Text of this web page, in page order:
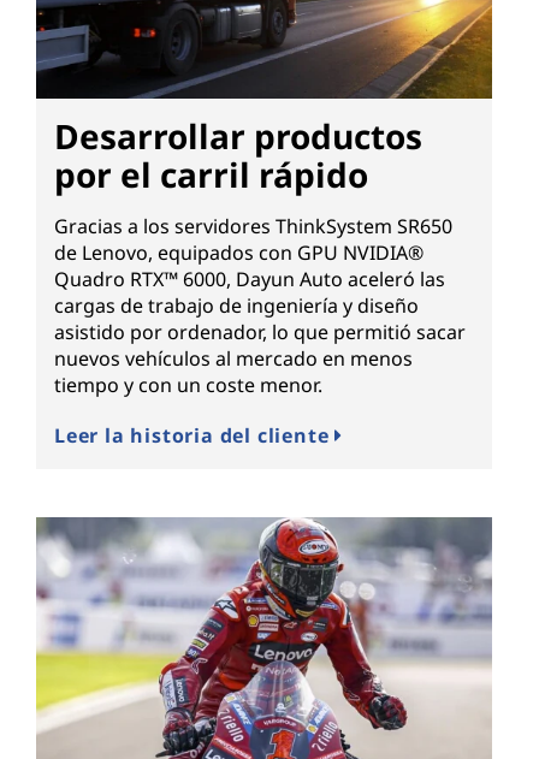
Desarrollar productos
por el carril rápido
Gracias a los servidores ThinkSystem SR650
de Lenovo, equipados con GPU NVIDIA®
Quadro RTX™ 6000, Dayun Auto aceleró las
cargas de trabajo de ingeniería y diseño
asistido por ordenador, lo que permitió sacar
nuevos vehículos al mercado en menos
tiempo y con un coste menor.
Leer la historia del cliente